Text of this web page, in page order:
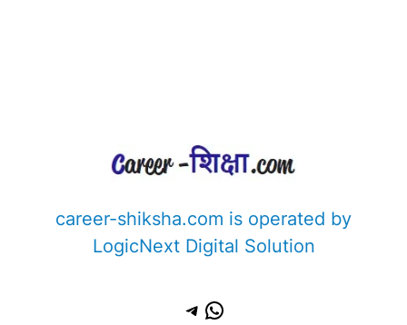
career-shiksha.com is operated by
LogicNext Digital Solution